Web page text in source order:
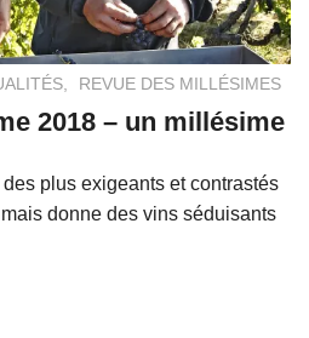
REVUE DES MILLÉSIMES
2018 – un millésime
plus exigeants et contrastés
donne des vins séduisants